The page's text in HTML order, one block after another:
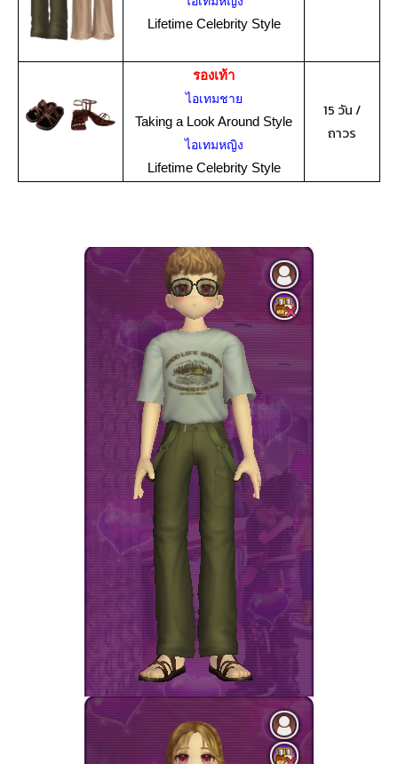
Lifetime Celebrity Style
รองเท้า
ไอเทมชาย
Taking a Look Around Style
ไอเทมหญิง
Lifetime Celebrity Style
15 วัน /
ถาวร